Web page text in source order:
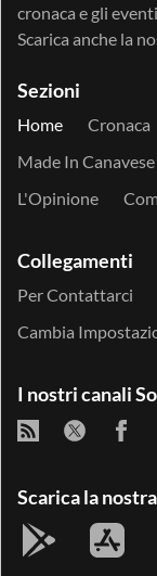
cronaca e gli
Scarica anche la
Sezioni
Home Cronaca
Made In Canavese
L'Opinione
Collegamenti
Per Contattarci
Cambia
I nostri canali
Scarica la